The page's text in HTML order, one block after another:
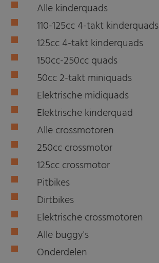
Alle kinderquads
110-125cc 4-takt kinderquads
125cc 4-takt kinderquads
150cc-250cc quads
50cc 2-takt miniquads
Elektrische midiquads
Elektrische kinderquad
Alle crossmotoren
250cc crossmotor
125cc crossmotor
Pitbikes
Dirtbikes
Elektrische crossmotoren
Alle buggy's
Onderdelen